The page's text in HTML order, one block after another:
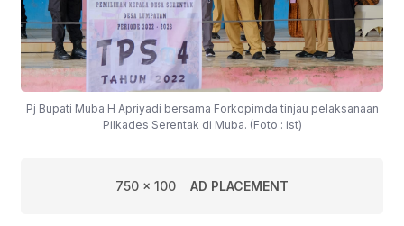
Pj Bupati Muba H Apriyadi bersama Forkopimda tinjau pelaksanaan
Pilkades Serentak di Muba. (Foto : ist)
750 x 100 AD PLACEMENT